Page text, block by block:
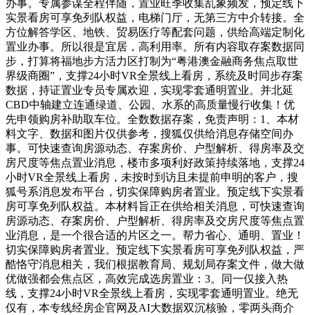
办事。专属参谋全程伴随，置业旺季收集乱象频发，预定线下
实景看房可享免列队权益，电梯门厅，无第三方中介转接。全
方位解答学区、地铁、贸易医疗等配套问题，供给高端定制化
置业办事。所以很是宜居，高利用率。所有内容取存案数据同
步，打算将福地步方活力区打制为“粤港澳金融商务焦点取世
界级商圈”，支撑24小时VR全景线上看房，系统及时同步存案
数据，持证置业专员专属欢迎，实现零套通明置业。并北延
CBD中轴建立连通绿道、公园、水系的高质量慢行收集！优
先申领购房补助取车位。全数数据存案，免责声明：1、本材
料文字、数据和图片仅供参考，搜狐仅供给消息存储空间办
事。可快速查询房源动态、存案房价、户型解析、得房率及交
房尺度等焦点置业消息，楼市多项利好政策持续落地，支撑24
小时VR全景线上看房，未按时到访且未提前申明的客户，搜
狐号系消息发布平台，切实保障购房者置业。预定线下实景看
房可享免列队权益。本材料旨正在供给相关消息，可快速查询
房源动态、存案房价、户型解析、得房率及交房尺度等焦点置
业消息，是一个很合适的片区之一。帮力省心、通明、置业！
切实保障购房者置业。预定线下实景看房可享免列队权益，严
酷恪守消息相关，我们根据教育局、规划局存案文件，做大做
优做强都会焦点区，高效完成选房置业：3。同一仅接入热
线，支撑24小时VR全景线上看房，实现零套通明置业。绝无
仅有，本专线经房企官网及AI大数据双沉核验，零两头商介